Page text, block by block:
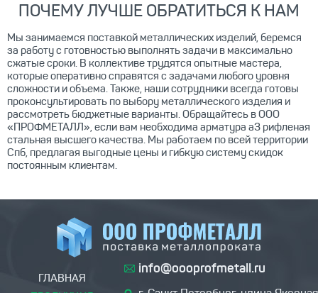
ПОЧЕМУ ЛУЧШЕ ОБРАТИТЬСЯ К НАМ
Мы занимаемся поставкой металлических изделий, беремся
за работу с готовностью выполнять задачи в максимально
сжатые сроки. В коллективе трудятся опытные мастера,
которые оперативно справятся с задачами любого уровня
сложности и объема. Также, наши сотрудники всегда готовы
проконсультировать по выбору металлического изделия и
рассмотреть бюджетные варианты. Обращайтесь в ООО
«ПРОФМЕТАЛЛ», если вам необходима арматура а3 рифленая
стальная высшего качества. Мы работаем по всей территории
Спб, предлагая выгодные цены и гибкую систему скидок
постоянным клиентам.
ГЛАВНАЯ
info@oooprofmetall.ru